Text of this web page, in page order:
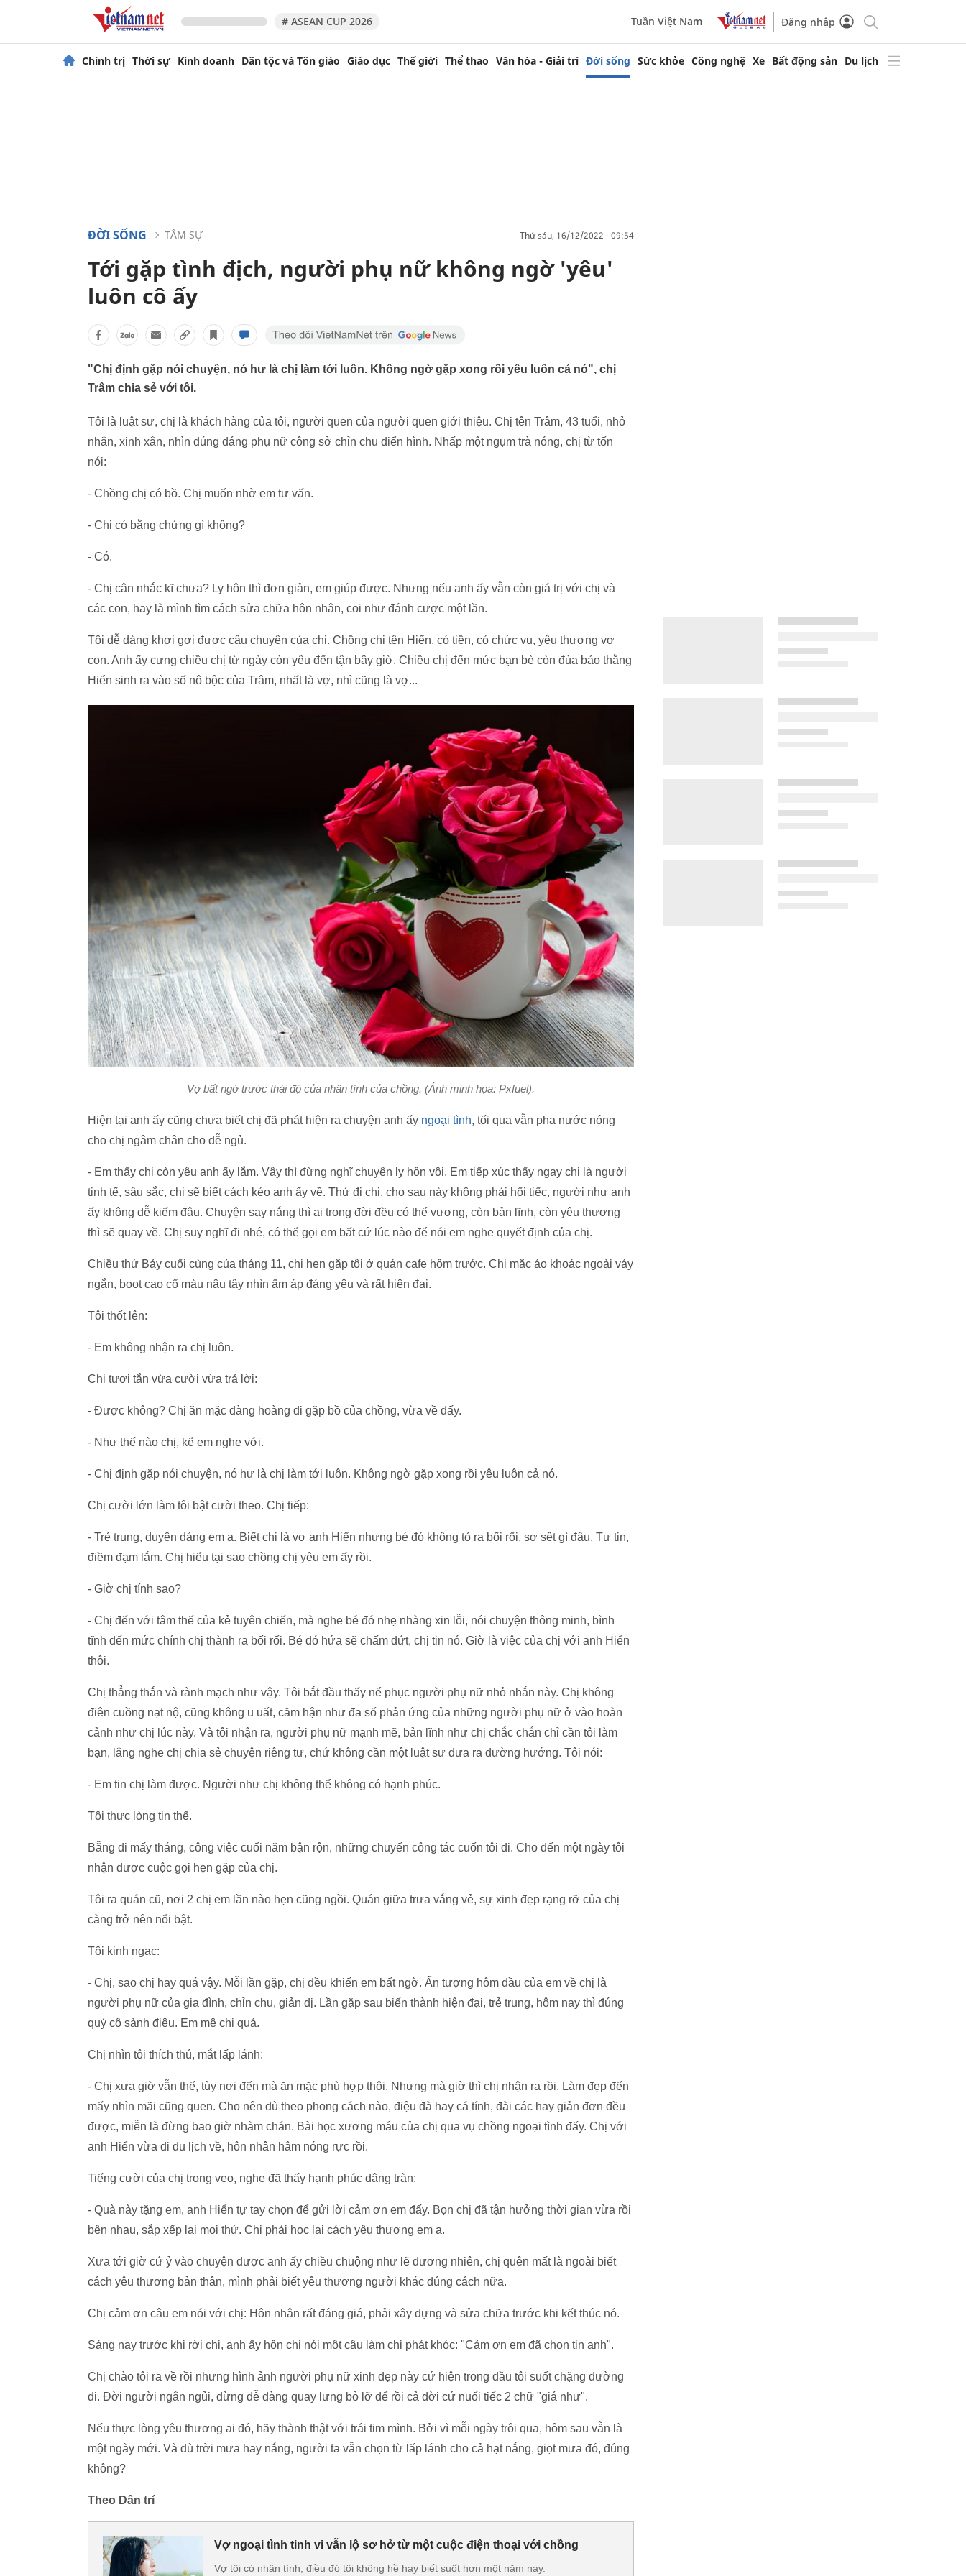
# ASEAN CUP 2026 Tuần Việt Nam Đăng nhập
Chính trị Thời sự Kinh doanh Dân tộc và Tôn giáo Giáo dục Thế giới Thể thao Văn hóa - Giải trí Đời sống Sức khỏe Công nghệ Xe Bất động sản Du lịch
ĐỜI SỐNG TÂM SỰ thứ sáu, 16/12/2022 - 09:54
Tới gặp tình địch, người phụ nữ không ngờ 'yêu'
luôn cô ấy
"Chị định gặp nói chuyện, nó hư là chị làm tới luôn. Không ngờ gặp xong rồi yêu luôn cả nó", chị
Trâm chia sẻ với tôi.
Tôi là luật sư, chị là khách hàng của tôi, người quen của người quen giới thiệu. Chị tên Trâm, 43 tuổi, nhỏ
nhắn, xinh xắn, nhìn đúng dáng phụ nữ công sở chỉn chu điển hình. Nhấp một ngụm trà nóng, chị từ tốn
nói:
- Chồng chị có bồ. Chị muốn nhờ em tư vấn.
- Chị có bằng chứng gì không?
- Có.
- Chị cân nhắc kĩ chưa? Ly hôn thì đơn giản, em giúp được. Nhưng nếu anh ấy vẫn còn giá trị với chị và
các con, hay là mình tìm cách sửa chữa hôn nhân, coi như đánh cược một lần.
Tôi dễ dàng khơi gợi được câu chuyện của chị. Chồng chị tên Hiển, có tiền, có chức vụ, yêu thương vợ
con. Anh ấy cưng chiều chị từ ngày còn yêu đến tận bây giờ. Chiều chị đến mức bạn bè còn đùa bảo thằng
Hiển sinh ra vào số nô bộc của Trâm, nhất là vợ, nhì cũng là vợ...
Vợ bất ngờ trước thái độ của nhân tình của chồng. (Ảnh minh họa: Pxfuel).
Hiện tại anh ấy cũng chưa biết chị đã phát hiện ra chuyện anh ấy ngoại tình, tối qua vẫn pha nước nóng
cho chị ngâm chân cho dễ ngủ.
- Em thấy chị còn yêu anh ấy lắm. Vậy thì đừng nghĩ chuyện ly hôn vội. Em tiếp xúc thấy ngay chị là người
tinh tế, sâu sắc, chị sẽ biết cách kéo anh ấy về. Thử đi chị, cho sau này không phải hối tiếc, người như anh
ấy không dễ kiếm đâu. Chuyện say nắng thì ai trong đời đều có thể vương, còn bản lĩnh, còn yêu thương
thì sẽ quay về. Chị suy nghĩ đi nhé, có thể gọi em bất cứ lúc nào để nói em nghe quyết định của chị.
Chiều thứ Bảy cuối cùng của tháng 11, chị hẹn gặp tôi ở quán cafe hôm trước. Chị mặc áo khoác ngoài váy
ngắn, boot cao cổ màu nâu tây nhìn ấm áp đáng yêu và rất hiện đại.
Tôi thốt lên:
- Em không nhận ra chị luôn.
Chị tươi tắn vừa cười vừa trả lời:
- Được không? Chị ăn mặc đàng hoàng đi gặp bồ của chồng, vừa về đấy.
- Như thế nào chị, kể em nghe với.
- Chị định gặp nói chuyện, nó hư là chị làm tới luôn. Không ngờ gặp xong rồi yêu luôn cả nó.
Chị cười lớn làm tôi bật cười theo. Chị tiếp:
- Trẻ trung, duyên dáng em ạ. Biết chị là vợ anh Hiển nhưng bé đó không tỏ ra bối rối, sợ sệt gì đâu. Tự tin,
điềm đạm lắm. Chị hiểu tại sao chồng chị yêu em ấy rồi.
- Giờ chị tính sao?
- Chị đến với tâm thế của kẻ tuyên chiến, mà nghe bé đó nhẹ nhàng xin lỗi, nói chuyện thông minh, bình
tĩnh đến mức chính chị thành ra bối rối. Bé đó hứa sẽ chấm dứt, chị tin nó. Giờ là việc của chị với anh Hiển
thôi.
Chị thẳng thắn và rành mạch như vậy. Tôi bắt đầu thấy nể phục người phụ nữ nhỏ nhắn này. Chị không
điên cuồng nạt nộ, cũng không u uất, căm hận như đa số phản ứng của những người phụ nữ ở vào hoàn
cảnh như chị lúc này. Và tôi nhận ra, người phụ nữ mạnh mẽ, bản lĩnh như chị chắc chắn chỉ cần tôi làm
bạn, lắng nghe chị chia sẻ chuyện riêng tư, chứ không cần một luật sư đưa ra đường hướng. Tôi nói:
- Em tin chị làm được. Người như chị không thể không có hạnh phúc.
Tôi thực lòng tin thế.
Bẵng đi mấy tháng, công việc cuối năm bận rộn, những chuyến công tác cuốn tôi đi. Cho đến một ngày tôi
nhận được cuộc gọi hẹn gặp của chị.
Tôi ra quán cũ, nơi 2 chị em lần nào hẹn cũng ngồi. Quán giữa trưa vắng vẻ, sự xinh đẹp rạng rỡ của chị
càng trở nên nổi bật.
Tôi kinh ngạc:
- Chị, sao chị hay quá vậy. Mỗi lần gặp, chị đều khiến em bất ngờ. Ấn tượng hôm đầu của em về chị là
người phụ nữ của gia đình, chỉn chu, giản dị. Lần gặp sau biến thành hiện đại, trẻ trung, hôm nay thì đúng
quý cô sành điệu. Em mê chị quá.
Chị nhìn tôi thích thú, mắt lấp lánh:
- Chị xưa giờ vẫn thế, tùy nơi đến mà ăn mặc phù hợp thôi. Nhưng mà giờ thì chị nhận ra rồi. Làm đẹp đến
mấy nhìn mãi cũng quen. Cho nên dù theo phong cách nào, điệu đà hay cá tính, đài các hay giản đơn đều
được, miễn là đừng bao giờ nhàm chán. Bài học xương máu của chị qua vụ chồng ngoại tình đấy. Chị với
anh Hiển vừa đi du lịch về, hôn nhân hâm nóng rực rồi.
Tiếng cười của chị trong veo, nghe đã thấy hạnh phúc dâng tràn:
- Quà này tặng em, anh Hiển tự tay chọn để gửi lời cảm ơn em đấy. Bọn chị đã tận hưởng thời gian vừa rồi
bên nhau, sắp xếp lại mọi thứ. Chị phải học lại cách yêu thương em ạ.
Xưa tới giờ cứ ỷ vào chuyện được anh ấy chiều chuộng như lẽ đương nhiên, chị quên mất là ngoài biết
cách yêu thương bản thân, mình phải biết yêu thương người khác đúng cách nữa.
Chị cảm ơn câu em nói với chị: Hôn nhân rất đáng giá, phải xây dựng và sửa chữa trước khi kết thúc nó.
Sáng nay trước khi rời chị, anh ấy hôn chị nói một câu làm chị phát khóc: "Cảm ơn em đã chọn tin anh".
Chị chào tôi ra về rồi nhưng hình ảnh người phụ nữ xinh đẹp này cứ hiện trong đầu tôi suốt chặng đường
đi. Đời người ngắn ngủi, đừng dễ dàng quay lưng bỏ lỡ để rồi cả đời cứ nuối tiếc 2 chữ "giá như".
Nếu thực lòng yêu thương ai đó, hãy thành thật với trái tim mình. Bởi vì mỗi ngày trôi qua, hôm sau vẫn là
một ngày mới. Và dù trời mưa hay nắng, người ta vẫn chọn từ lấp lánh cho cả hạt nắng, giọt mưa đó, đúng
không?
Theo Dân trí
Vợ ngoại tình tinh vi vẫn lộ sơ hở từ một cuộc điện thoại với chồng
Vợ tôi có nhân tình, điều đó tôi không hề hay biết suốt hơn một năm nay.